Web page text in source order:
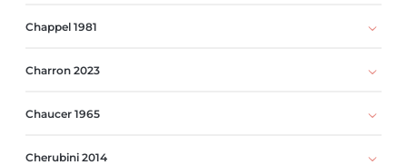
Chappel 1981
Charron 2023
Chaucer 1965
Cherubini 2014